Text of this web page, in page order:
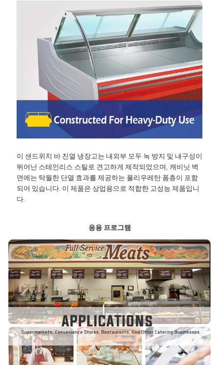
이 샌드위치 바 진열 냉장고는 내외부 모두 녹 방지 및 내구성이
뛰어난 스테인리스 스틸로 견고하게 제작되었으며, 캐비닛 벽
면에는 탁월한 단열 효과를 제공하는 폴리우레탄 폼층이 포함
되어 있습니다. 이 제품은 상업용으로 적합한 고성능 제품입니
다.
응용 프로그램